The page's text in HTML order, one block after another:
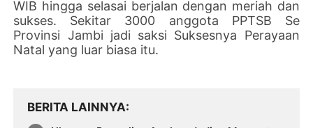
WIB hingga selasai berjalan dengan meriah dan
sukses. Sekitar 3000 anggota PPTSB Se
Provinsi Jambi jadi saksi Suksesnya Perayaan
Natal yang luar biasa itu.
BERITA LAINNYA